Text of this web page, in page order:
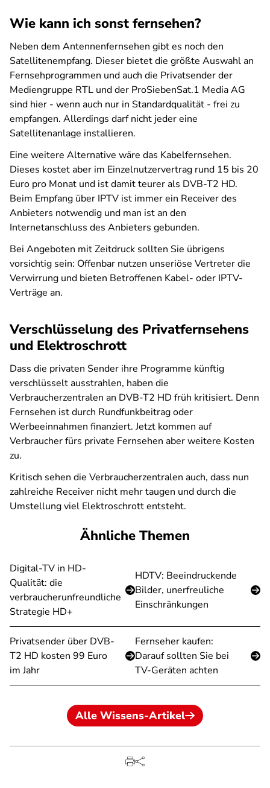
Wie kann ich sonst fernsehen?
Neben dem Antennenfernsehen gibt es noch den
Satellitenempfang. Dieser bietet die größte Auswahl an
Fernsehprogrammen und auch die Privatsender der
Mediengruppe RTL und der ProSiebenSat.1 Media AG
sind hier - wenn auch nur in Standardqualität - frei zu
empfangen. Allerdings darf nicht jeder eine
Satellitenanlage installieren.
Eine weitere Alternative wäre das Kabelfernsehen.
Dieses kostet aber im Einzelnutzervertrag rund 15 bis 20
Euro pro Monat und ist damit teurer als DVB-T2 HD.
Beim Empfang über IPTV ist immer ein Receiver des
Anbieters notwendig und man ist an den
Internetanschluss des Anbieters gebunden.
Bei Angeboten mit Zeitdruck sollten Sie übrigens
vorsichtig sein: Offenbar nutzen unseriöse Vertreter die
Verwirrung und bieten Betroffenen Kabel- oder IPTV-
Verträge an.
Verschlüsselung des Privatfernsehens
und Elektroschrott
Dass die privaten Sender ihre Programme künftig
verschlüsselt ausstrahlen, haben die
Verbraucherzentralen an DVB-T2 HD früh kritisiert. Denn
Fernsehen ist durch Rundfunkbeitrag oder
Werbeeinnahmen finanziert. Jetzt kommen auf
Verbraucher fürs private Fernsehen aber weitere Kosten
zu.
Kritisch sehen die Verbraucherzentralen auch, dass nun
zahlreiche Receiver nicht mehr taugen und durch die
Umstellung viel Elektroschrott entsteht.
Ähnliche Themen
Digital-TV in HD-
Qualität: die
verbraucherunfreundliche
Strategie HD+
HDTV: Beeindruckende
Bilder, unerfreuliche
Einschränkungen
Privatsender über DVB-
T2 HD kosten 99 Euro
im Jahr
Fernseher kaufen:
Darauf sollten Sie bei
TV-Geräten achten
Alle Wissens-Artikel